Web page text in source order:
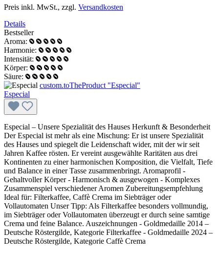
Preis inkl. MwSt., zzgl. Versandkosten
Details
Bestseller
Aroma:
Harmonie:
Intensität:
Körper:
Säure:
custom.toTheProduct "Especial"
Especial
Especial – Unsere Spezialität des Hauses Herkunft & Besonderheit
Der Especial ist mehr als eine Mischung: Er ist unsere Spezialität
des Hauses und spiegelt die Leidenschaft wider, mit der wir seit
Jahren Kaffee rösten. Er vereint ausgewählte Raritäten aus drei
Kontinenten zu einer harmonischen Komposition, die Vielfalt, Tiefe
und Balance in einer Tasse zusammenbringt. Aromaprofil -
Gehaltvoller Körper - Harmonisch & ausgewogen - Komplexes
Zusammenspiel verschiedener Aromen Zubereitungsempfehlung
Ideal für: Filterkaffee, Caffè Crema im Siebträger oder
Vollautomaten Unser Tipp: Als Filterkaffee besonders vollmundig,
im Siebträger oder Vollautomaten überzeugt er durch seine samtige
Crema und feine Balance. Auszeichnungen - Goldmedaille 2014 –
Deutsche Röstergilde, Kategorie Filterkaffee - Goldmedaille 2024 –
Deutsche Röstergilde, Kategorie Caffè Crema